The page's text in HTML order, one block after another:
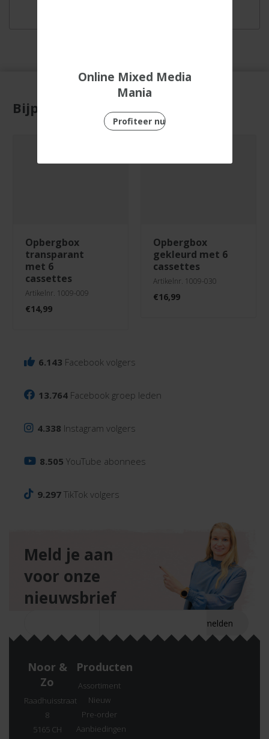
Bijpassende producten
opbergbox
transparant
met 6
cassettes
Artikelnr. 1009-009
€14,99
opbergbox
gekleurd met 6
cassettes
Artikelnr. 1009-030
€16,99
6.143 Facebook volgers
13.764 Facebook groep leden
4.338 Instagram volgers
8.505 YouTube abonnees
9.297 TikTok volgers
Meld je aan
voor onze
nieuwsbrief
Noor &
Zo
Raadhuisstraat
8
5165 CH
Producten
Assortiment
Nieuw
Pre-order
Aanbiedingen
Online Mixed Media
Mania
Profiteer nu